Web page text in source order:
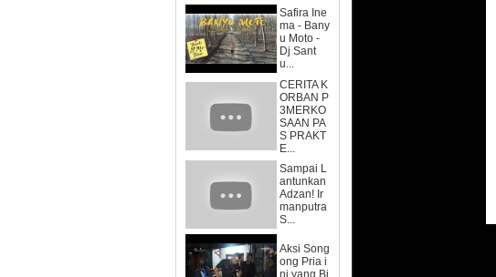
Safira Ine
ma - Bany
u Moto -
Dj Sant
u...
CERITA K
ORBAN P
3MERKO
SAAN PA
S PRAKT
E...
Sampai L
antunkan
Adzan! Ir
manputra
S...
Aksi Song
ong Pria i
ni yang Bi